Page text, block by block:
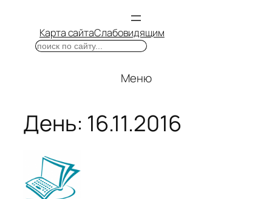
Карта сайтаСлабовидящим
Поиск
Меню
День: 16.11.2016